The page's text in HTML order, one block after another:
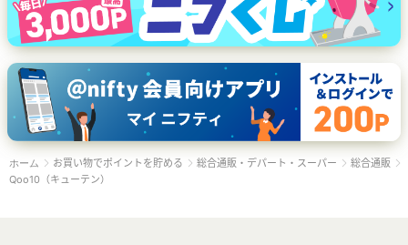
ホーム お買い物でポイントを貯める 総合通販・デパート・スーパー
総合通販
Qoo10（キューテン）